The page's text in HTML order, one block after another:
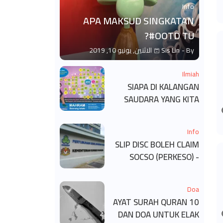
Info
APA MAKSUD SINGKATAN
#OOTD TU?
By -
Sis Lin الاثنين, يونيو 10, 2019
Ilmiah
SIAPA DI KALANGAN
SAUDARA YANG KITA
Info
SLIP DISC BOLEH CLAIM
SOCSO (PERKESO) -
Doa
10 AYAT SURAH QURAN
DAN DOA UNTUK ELAK